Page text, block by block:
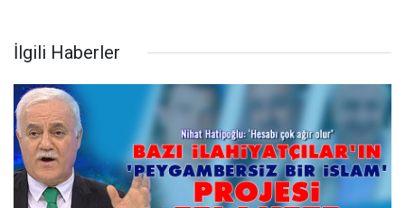
İlgili Haberler